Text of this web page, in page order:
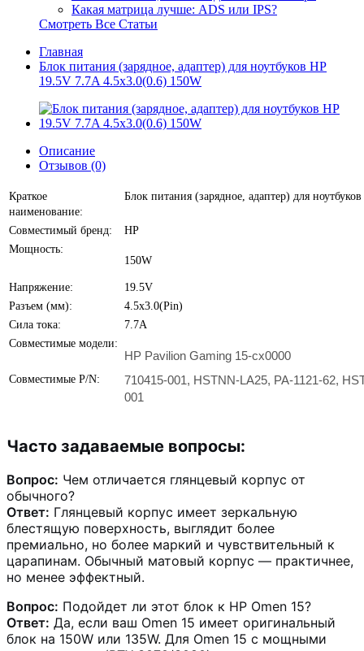
Какая матрица лучше: ADS или IPS?
Смотреть Все Статьи
Главная
Блок питания (зарядное, адаптер) для ноутбуков HP
19.5V 7.7A 4.5x3.0(0.6) 150W
Описание
Отзывов (0)
Краткое
наименование:
Блок питания (зарядное, адаптер) для
Совместимый бренд:
HP
Мощность:
150W
Напряжение:
19.5V
Разъем (мм):
4.5х3.0(Pin)
Сила тока:
7.7A
Совместимые модели:
HP Pavilion Gaming 15-cx0000
Совместимые P/N:
710415-001, HSTNN-LA25, PA-1121-62,
001
Часто задаваемые вопросы:
Вопрос: Чем отличается глянцевый корпус от
обычного?
Ответ: Глянцевый корпус имеет зеркальную
блестящую поверхность, выглядит более
премиально, но более маркий и чувствительный к
царапинам. Обычный матовый корпус — практичнее,
но менее эффектный.
Вопрос: Подойдет ли этот блок к HP Omen 15?
Ответ: Да, если ваш Omen 15 имеет оригинальный
блок на 150W или 135W. Для Omen 15 с мощными